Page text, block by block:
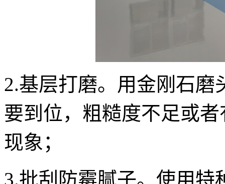
2.基层打磨。用金刚石
要到位，粗糙度不足或
现象；
3.批刮防霉腻子。使用